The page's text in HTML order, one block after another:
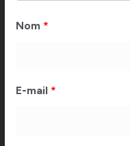
Nom *
E-mail *